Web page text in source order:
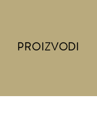
PROIZVODI